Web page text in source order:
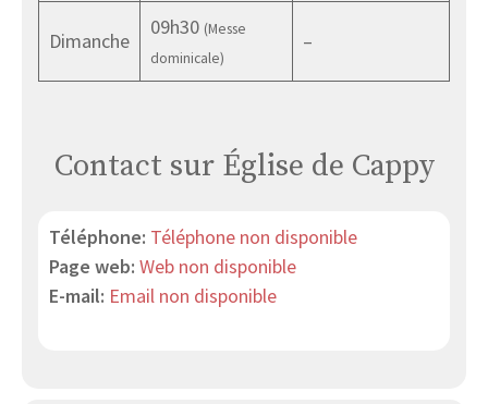
Dimanche
09h30 (Messe
dominicale)
–
Contact sur Église de Cappy
Téléphone: Téléphone non disponible
Page web: Web non disponible
E-mail: Email non disponible